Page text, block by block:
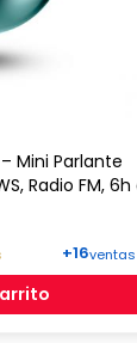
– Mini Parlante
Radio FM, 6h
Portátil
+16ventas